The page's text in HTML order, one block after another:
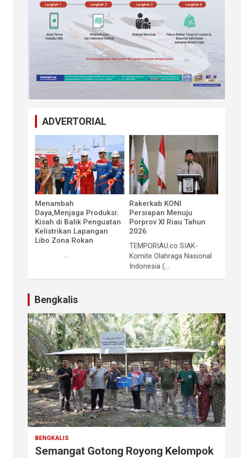
ADVERTORIAL
Menambah
Daya,Menjaga Produksi:
Kisah di Balik Penguatan
Kelistrikan Lapangan
Libo Zona Rokan
...
Rakerkab KONI
Persiapan Menuju
Porprov XI Riau Tahun
2026
TEMPORIAU.co SIAK-
Komite Olahraga Nasional
Indonesia (...
Bengkalis
BENGKALIS
Semangat Gotong Royong Kelompok